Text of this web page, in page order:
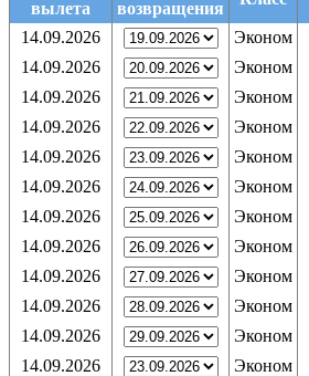
вылета
возвращения
14.09.2026
Эконом
14.09.2026
Эконом
14.09.2026
Эконом
14.09.2026
Эконом
14.09.2026
Эконом
14.09.2026
Эконом
14.09.2026
Эконом
14.09.2026
Эконом
14.09.2026
Эконом
14.09.2026
Эконом
14.09.2026
Эконом
14.09.2026
Эконом